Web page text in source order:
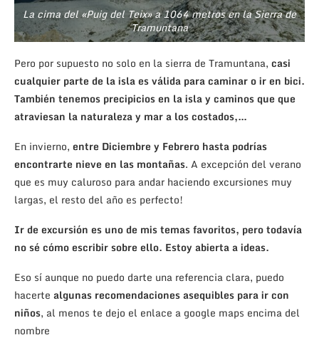
La cima del «Puig del Teix» a 1064 metros en la Sierra de
Tramuntana
Pero por supuesto no solo en la sierra de Tramuntana, casi
cualquier parte de la isla es válida para caminar o ir en bici.
También tenemos precipicios en la isla y caminos que que
atraviesan la naturaleza y mar a los costados,…
En invierno, entre Diciembre y Febrero hasta podrías
encontrarte nieve en las montañas. A excepción del verano
que es muy caluroso para andar haciendo excursiones muy
largas, el resto del año es perfecto!
Ir de excursión es uno de mis temas favoritos, pero todavía
no sé cómo escribir sobre ello. Estoy abierta a ideas.
Eso sí aunque no puedo darte una referencia clara, puedo
hacerte algunas recomendaciones asequibles para ir con
niños, al menos te dejo el enlace a google maps encima del
nombre